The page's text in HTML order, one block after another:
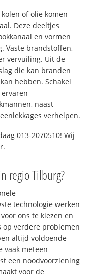
of olie komen
Deze deeltjes
en vormen
Vaste brandstoffen,
vervuiling. Uit de
die kan branden
hebben. Schakel
naast
verhelpen.
013-2070510! Wij
regio Tilburg?
technologie werken
ons te kiezen en
op verdere problemen
altijd voldoende
vaak meteen
een noodvoorziening
voor de